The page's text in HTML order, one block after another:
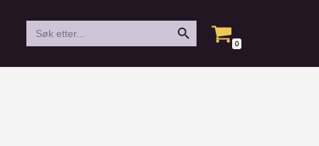
Search
for:
Search Button
0